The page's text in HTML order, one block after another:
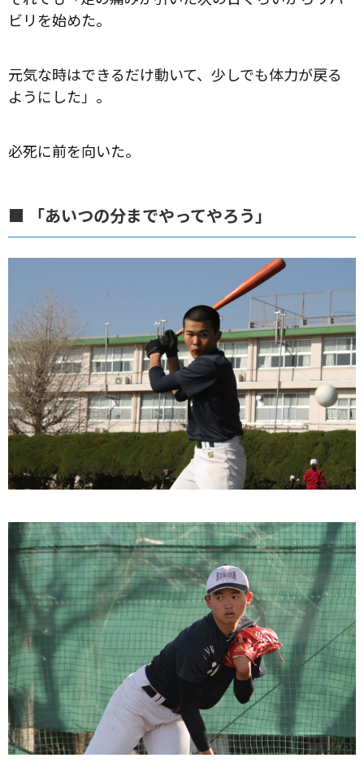
ビリを始めた。
元気な時はできるだけ動いて、少しでも体力が戻る
ようにした」。
必死に前を向いた。
■ 「あいつの分までやってやろう」